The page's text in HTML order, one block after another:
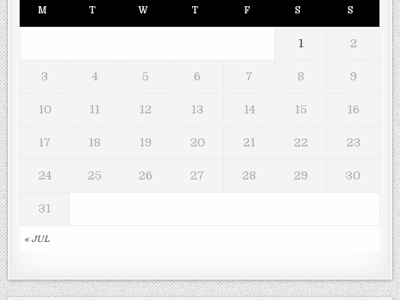
M T W T F S S
« JUL
1 2
3 4 5 6 7 8 9
10 11 12 13 14 15 16
17 18 19 20 21 22 23
24 25 26 27 28 29 30
31